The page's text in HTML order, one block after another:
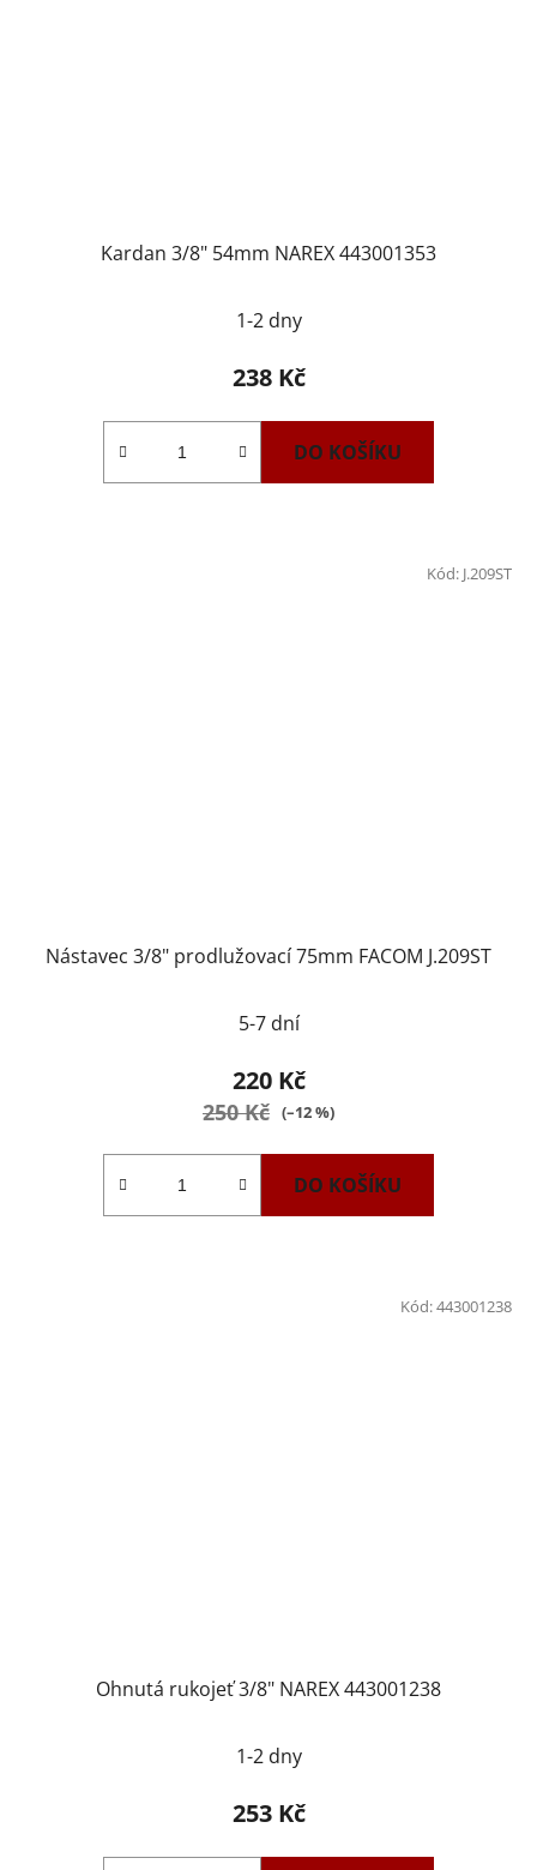
Kardan 3/8" 54mm NAREX 443001353
1-2 dny
238 Kč
DO KOŠÍKU
Nástavec 3/8" prodlužovací 75mm FACOM J.209ST
5-7 dní
220 Kč
250 Kč (–12 %)
DO KOŠÍKU
Kód: J.209ST
Ohnutá rukojeť 3/8" NAREX 443001238
1-2 dny
253 Kč
Kód:443001238